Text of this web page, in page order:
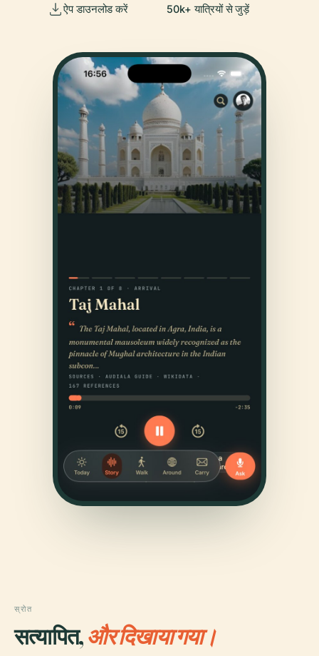
ऐप डाउनलोड करें 50k+ यात्रियों से जुड़ें
स्रोत
सत्यापित,और दिखाया गया।